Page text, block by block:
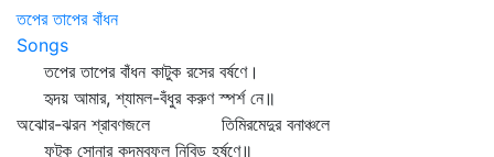
তপের তাপের বাঁধন
Songs
তপের তাপের বাঁধন কাটুক রসের বর্ষণে।
হৃদয় আমার, শ্যামল-বঁধুর করুণ স্পর্শ নে॥
অঝোর-ঝরন শ্রাবণজলে তিমিরমেদুর বনাঞ্চলে
ফুটুক সোনার কদম্বফুল নিবিড় হর্ষণে॥